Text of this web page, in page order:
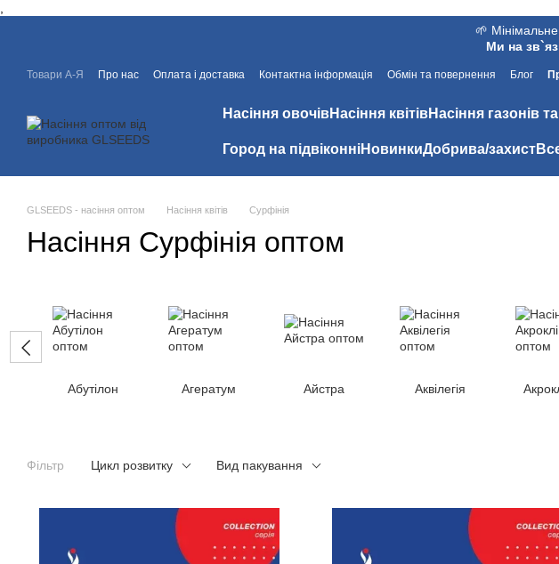
🌱
Ми на
Товари А-Я Про нас Оплата і доставка Контактна інформація Обмін та повернення Блог
Насіння овочівНасіння квітівНасіння газонів
Город на підвіконніНовинкиДобрива/захист
GLSEEDS - насіння оптом Насіння квітів Сурфінія
Насіння Сурфінія оптом
Абутілон Агератум Айстра Аквілегія
Фільтр Цикл розвитку Вид пакування